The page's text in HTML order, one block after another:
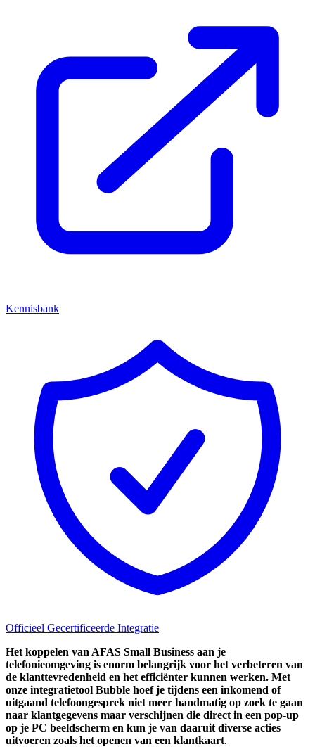
Kennisbank
Officieel Gecertificeerde Integratie
Het koppelen van AFAS Small Business aan je
telefonieomgeving is enorm belangrijk voor het verbeteren van
de klanttevredenheid en het efficiënter kunnen werken. Met
onze integratietool Bubble hoef je tijdens een inkomend of
uitgaand telefoongesprek niet meer handmatig op zoek te gaan
naar klantgegevens maar verschijnen die direct in een pop-up
op je PC beeldscherm en kun je van daaruit diverse acties
uitvoeren zoals het openen van een klantkaart